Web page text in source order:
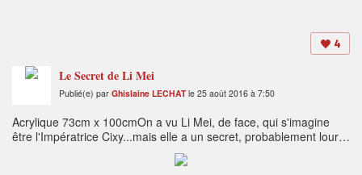
4
Le Secret de Li Mei
Publié(e) par Ghislaine LECHATle 25 août 2016 à 7:50
Acrylique 73cm x 100cmOn a vu Li Mei, de face, qui s'imagine
être l'Impératrice Cixy...mais elle a un secret, probablement lourd,
que l'on ressent en la voyant cette fois de dosDans la même
galerie, les deux tableaux côte à côte, inséparables